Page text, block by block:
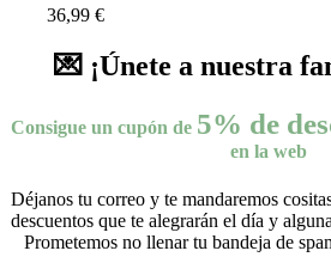
36,99€
💌 ¡Únete a nuestra
Consigue un cupón de 5% de
en la web
Déjanos tu correo y te mandaremos
descuentos que te alegrarán el día y
Prometemos no llenar tu bandeja de